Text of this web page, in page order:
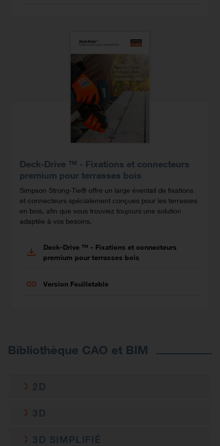
Deck-Drive ™ - Fixations et connecteurs
premium pour terrasses bois
Simpson Strong-Tie® offre un large éventail de fixations
et connecteurs spécialement conçues pour les terrasses
en bois, afin que vous trouviez toujours une solution
adaptée à vos besoins.
Deck-Drive ™ - Fixations et connecteurs
premium pour terrasses bois
Version Feuilletable
Bibliothèque CAO et BIM
2D
DJH137/46Z
prod.dwg
3D
DJH137/46Z
3D SIMPLIFIÉ